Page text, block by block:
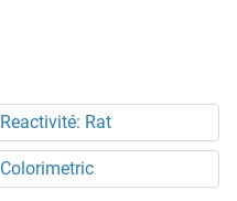
Reactivité: Rat
Colorimetric